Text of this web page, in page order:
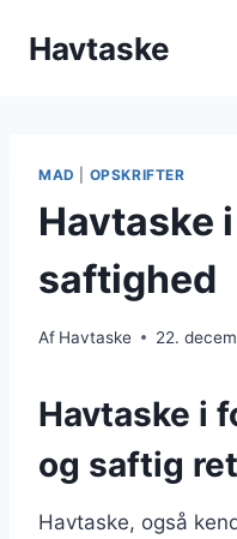
Havtaske
MAD OPSKRIFTER
Havtaske
saftighed
Af Havtaske 22.
Havtaske i
og saftig
Havtaske, også